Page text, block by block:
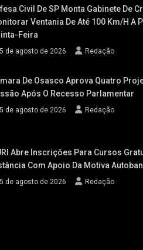
Civil De SP Monta Gabinete De
Ventania De Até 100 Km/h A
Feira
de agosto de 2026 Redação
De Osasco Aprova Quatro
Após O Recesso Parlamentar
de agosto de 2026 Redação
Abre Inscrições Para Cursos
Com Apoio Da Motiva Autoban
de agosto de 2026 Redação